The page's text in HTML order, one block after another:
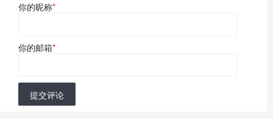
你的昵称*
你的邮箱*
提交评论